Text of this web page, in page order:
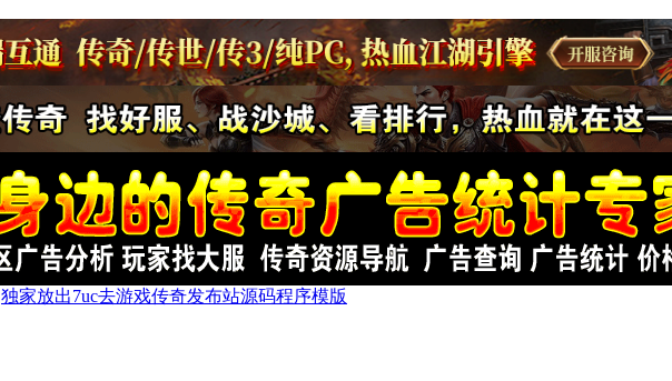
独家放出7uc去游戏传奇发布站源码程序模版